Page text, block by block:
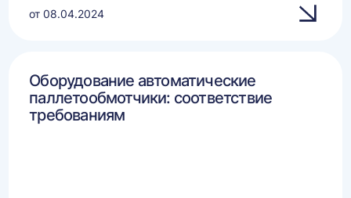
от 08.04.2024
Оборудование автоматические
паллетообмотчики: соответствие
требованиям